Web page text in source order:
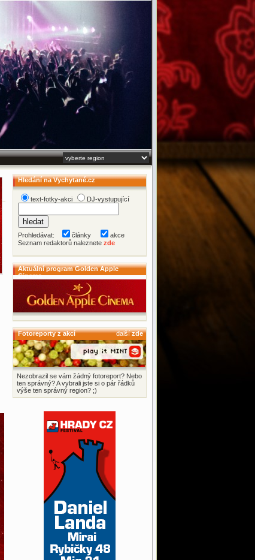
Hledání na Vychytané.cz
text-fotky-akci DJ-vystupující
Prohledávat: články
akce
Seznam redaktorů naleznete zde
Aktuální program Golden Apple
Cinema
Fotoreporty z akcí dalšízde
Nezobrazil se vám žádný fotoreport? Nebo
ten správný? A vybrali jste si o pár řádků
výše ten správný region? ;)